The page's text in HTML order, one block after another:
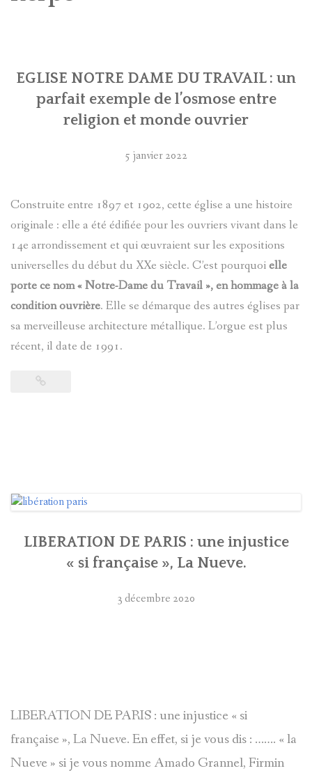
CONTACT
EGLISE NOTRE DAME DU TRAVAIL : un
parfait exemple de l’osmose entre
religion et monde ouvrier
5 janvier 2022
Construite entre 1897 et 1902, cette église a une histoire
originale : elle a été édifiée pour les ouvriers vivant dans le
14e arrondissement et qui œuvraient sur les expositions
universelles du début du XXe siècle. C’est pourquoielle
porte ce nom « Notre-Dame du Travail », en hommage à la
condition ouvrière. Elle se démarque des autres églises par
sa merveilleuse architecture métallique. L’orgue est plus
récent, il date de 1991.
LIBERATION DE PARIS : une injustice
« si française », La Nueve.
3 décembre 2020
LIBERATION DE PARIS : une injustice « si
française », La Nueve. En effet, si je vous dis : ……. « la
Nueve » si je vous nomme Amado Grannel, Firmin